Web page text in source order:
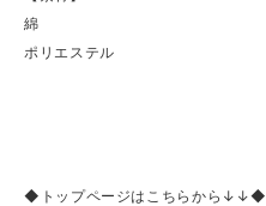
綿
ポリエステル
◆トップページはこちらから↓↓◆